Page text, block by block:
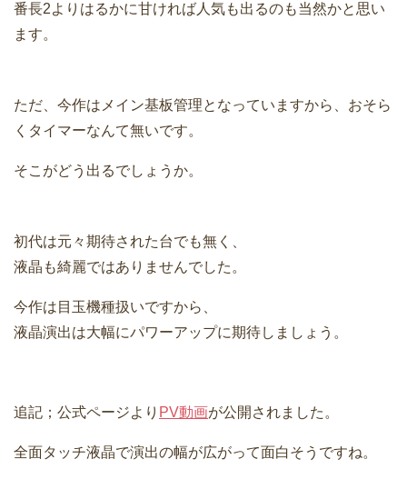
番長2よりはるかに甘ければ人気も出るのも当然かと思い
ます。
ただ、今作はメイン基板管理となっていますから、おそら
くタイマーなんて無いです。
そこがどう出るでしょうか。
初代は元々期待された台でも無く、
液晶も綺麗ではありませんでした。
今作は目玉機種扱いですから、
液晶演出は大幅にパワーアップに期待しましょう。
追記；公式ページより PV動画が公開されました。
全面タッチ液晶で演出の幅が広がって面白そうですね。